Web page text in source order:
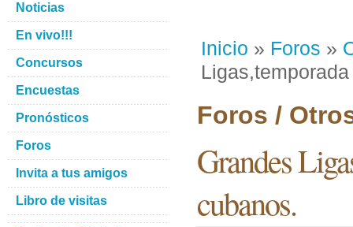
Inicio » Foros »
Foros /
Grandes
cubanos.
Noticias
En vivo!!!
Concursos
Encuestas
Pronósticos
Foros
Invita a tus amigos
Libro de visitas